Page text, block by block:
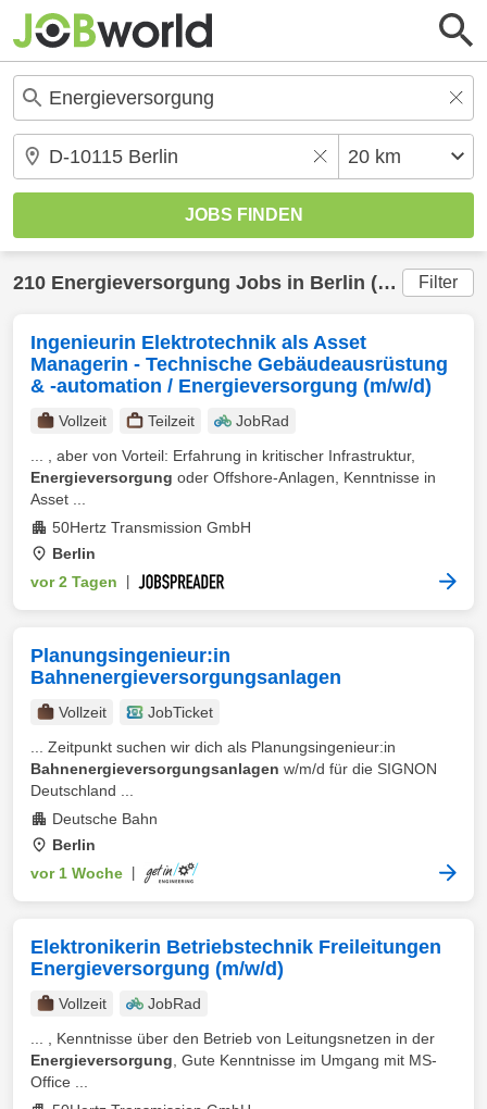
210 Energieversorgung Jobs in Berlin (20 km) gefunden Filter
Ingenieurin Elektrotechnik als Asset
Managerin - Technische Gebäudeausrüstung
& -automation / Energieversorgung (m/w/d)
Vollzeit Teilzeit
JobRad
... , aber von Vorteil: Erfahrung in kritischer Infrastruktur,
Energieversorgung oder Offshore-Anlagen, Kenntnisse in
Asset ...
50Hertz Transmission GmbH
Berlin
vor 2 Tagen
Planungsingenieur:in
Bahnenergieversorgungsanlagen
Vollzeit
JobTicket
... Zeitpunkt suchen wir dich als Planungsingenieur:in
Bahnenergieversorgungsanlagen w/m/d für die SIGNON
Deutschland ...
Deutsche Bahn
Berlin
vor 1 Woche
Elektronikerin Betriebstechnik Freileitungen
Energieversorgung (m/w/d)
Vollzeit
JobRad
... , Kenntnisse über den Betrieb von Leitungsnetzen in der
Energieversorgung , Gute Kenntnisse im Umgang mit MS-
Office ...